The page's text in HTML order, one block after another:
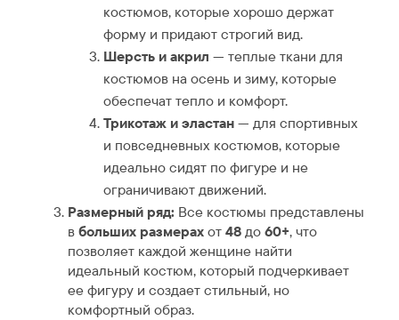
костюмов, которые хорошо держат
форму и придают строгий вид.
Шерсть и акрил — теплые ткани для
костюмов на осень и зиму, которые
обеспечат тепло и комфорт.
Трикотаж и эластан— для спортивных
и повседневных костюмов, которые
идеально сидят по фигуре и не
ограничивают движений.
Размерный ряд: Все костюмы представлены
вбольших размерахот48до60+, что
позволяет каждой женщине найти
идеальный костюм, который подчеркивает
ее фигуру и создает стильный, но
комфортный образ.